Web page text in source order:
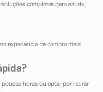
completas para saúde,
experiência de compra mais
poucas horas ou optar por retirar